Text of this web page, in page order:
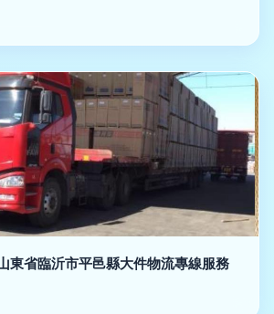
東省臨沂市平邑縣大件物流專線服務